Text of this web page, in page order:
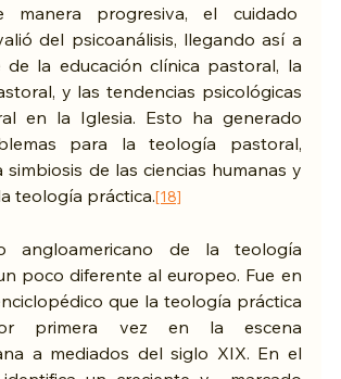
manera progresiva, el cuidado
del psicoanálisis, llegando así a
la educación clínica pastoral, la
y las tendencias psicológicas
en la Iglesia. Esto ha generado
para la teología pastoral,
simbiosis de las ciencias humanas y
teología práctica.[18]
angloamericano de la teología
poco diferente al europeo. Fue en
que la teología práctica
primera vez en la escena
a mediados del siglo XIX. En el